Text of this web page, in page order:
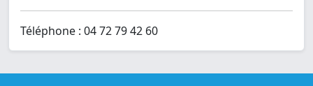
Téléphone : 04 72 79 42 60